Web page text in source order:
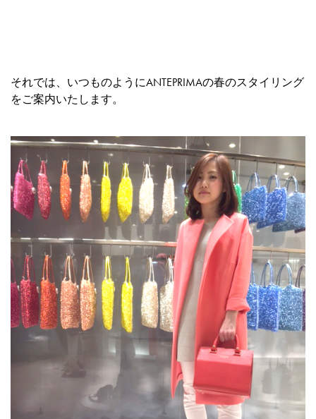
それでは、いつものようにANTEPRIMAの春のスタイリング
をご案内いたします。